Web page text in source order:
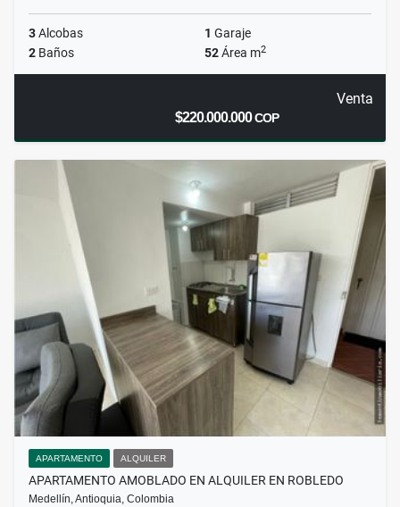
3Alcobas 1 Garaje
2 Baños 52Área m2
Venta
$220.000.000COP
APARTAMENTO ALQUILER
APARTAMENTO AMOBLADO EN ALQUILER EN ROBLEDO
Medellín, Antioquia, Colombia